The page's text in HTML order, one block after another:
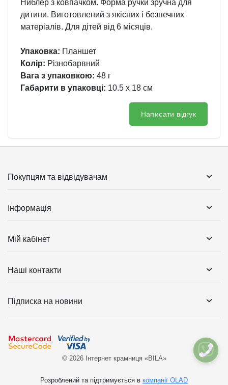
Ниблер з ковпачком. Форма ручки зручна для
дитини. Виготовлений з якісних і безпечних
матеріалів. Для дітей від 6 місяців.
Упаковка: Планшет
Колір: Різнобарвний
Вага з упаковкою: 48 г
Габарити в упаковці: 10.5 x 18 см
Написати відгук
Покупцям та відвідувачам
Інформація
Мій кабінет
Наші контакти
Підписка на новини
© 2026 Інтернет крамниця «BILA»
Розроблений та підтримується в компанії OLAD